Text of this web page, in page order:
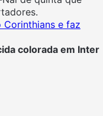
Corinthians e faz
colorada em Inter